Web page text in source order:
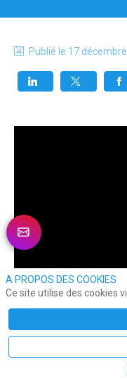
Publié le 17
A PROPOS DES COOKIES
Ce site utilise des cookies